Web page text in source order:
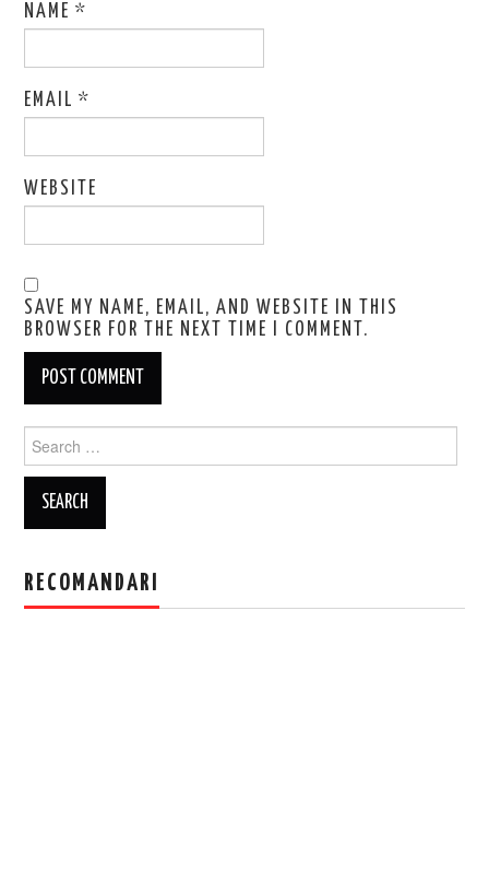
NAME*
EMAIL*
WEBSITE
SAVE MY NAME, EMAIL, AND WEBSITE IN THIS
BROWSER FOR THE NEXT TIME I COMMENT.
for:
RECOMANDARI